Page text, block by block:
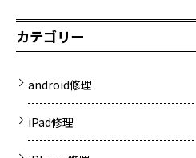
カテゴリー
android修理
iPad修理